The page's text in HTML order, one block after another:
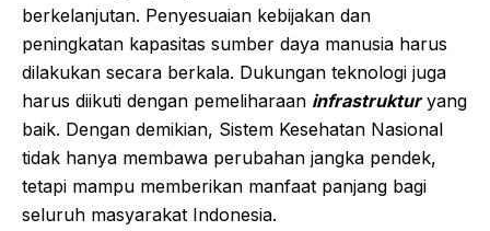
berkelanjutan. Penyesuaian kebijakan dan
peningkatan kapasitas sumber daya manusia harus
dilakukan secara berkala. Dukungan teknologi juga
harus diikuti dengan pemeliharaan infrastrukturyang
baik. Dengan demikian, Sistem Kesehatan Nasional
tidak hanya membawa perubahan jangka pendek,
tetapi mampu memberikan manfaat panjang bagi
seluruh masyarakat Indonesia.